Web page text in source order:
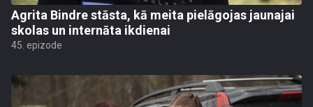
Agrita Bindre stāsta, kā meita pielāgojas jaunajai
skolas un internāta ikdienai
45. epizode